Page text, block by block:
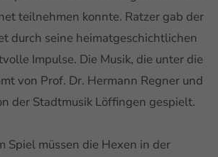
line
teilnehmen konnte. Ratzer gab der
durch seine heimatgeschichtlichen
Impulse. Die Musik, die unter die
von Prof. Dr. Hermann Regner und
der Stadtmusik Löffingen gespielt.
Spiel müssen die Hexen in der